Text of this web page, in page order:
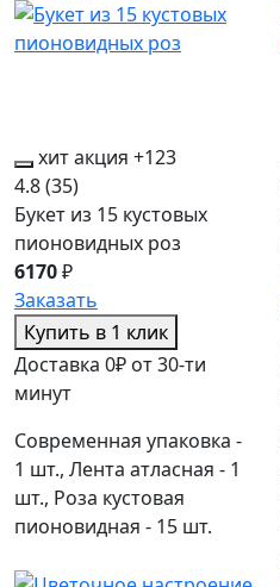
хитакция +123
4.8(35)
Букет из 15 кустовых
пионовидных роз
6170₽
Заказать
Купить в 1 клик
Доставка 0₽ от 30-ти
минут
Современная упаковка -
1 шт., Лента атласная - 1
шт., Роза кустовая
пионовидная - 15 шт.